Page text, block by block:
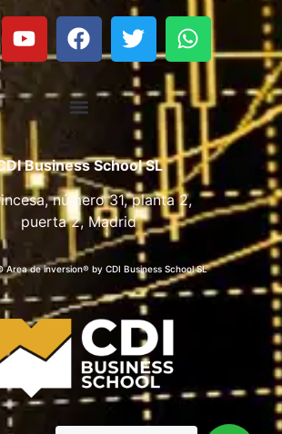
Business School SL
número 31, planta 2,
puerta 2, Madrid
Area de inversion® by CDI Business School SL